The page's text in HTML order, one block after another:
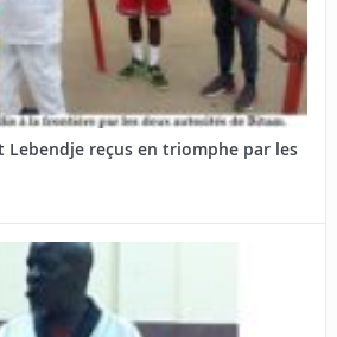
Lebendje reçus en triomphe par les